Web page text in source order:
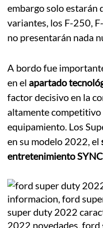
embargo solo estarán
variantes, los F-250,
no presentarán nada
A bordo fue
en el apartado
factor decisivo en la
altamente
equipamiento. Los
en su modelo 2022, el
entretenimiento